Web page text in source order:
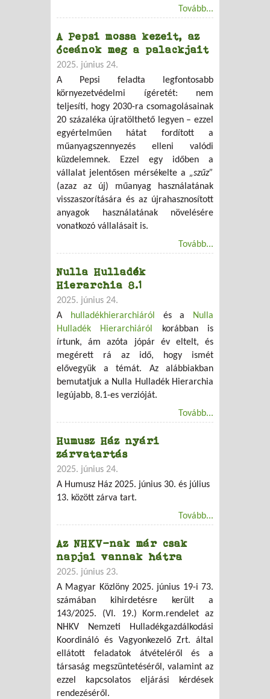
Tovább...
A Pepsi mossa kezeit, az
óceánok meg a palackjait
2025. június 24.
A Pepsi feladta legfontosabb
környezetvédelmi ígéretét: nem
teljesíti, hogy 2030-ra csomagolásainak
20 százaléka újratölthető legyen – ezzel
egyértelműen hátat fordított a
műanyagszennyezés elleni valódi
küzdelemnek. Ezzel egy időben a
vállalat jelentősen mérsékelte a „szűz”
(azaz az új) műanyag használatának
visszaszorítására és az újrahasznosított
anyagok használatának növelésére
vonatkozó vállalásait is.
Tovább...
Nulla Hulladék
Hierarchia 8.1
2025. június 24.
A
hulladékhierarchiáról és a
Nulla
Hulladék Hierarchiáról
korábban is
írtunk, ám azóta jópár év eltelt, és
megérett rá az idő, hogy ismét
elővegyük a témát. Az alábbiakban
bemutatjuk a Nulla Hulladék Hierarchia
legújabb, 8.1-es verzióját.
Tovább...
Humusz Ház nyári
zárvatartás
2025. június 24.
A Humusz Ház 2025. június 30. és július
13. között zárva tart.
Tovább...
Az NHKV-nak már csak
napjai vannak hátra
2025. június 23.
A Magyar Közlöny 2025. június 19-i 73.
számában kihirdetésre került a
143/2025. (VI. 19.) Korm.rendelet az
NHKV Nemzeti Hulladékgazdálkodási
Koordináló és Vagyonkezelő Zrt. által
ellátott feladatok átvételéről és a
társaság megszüntetéséről, valamint az
ezzel kapcsolatos eljárási kérdések
rendezéséről.